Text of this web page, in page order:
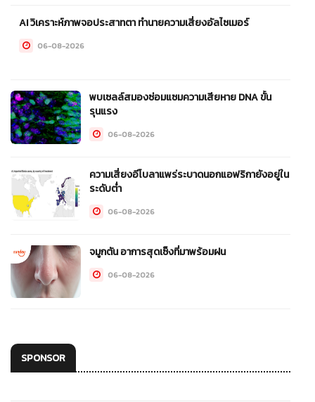
AI วิเคราะห์ภาพจอประสาทตา ทำนายความเสี่ยงอัลไซเมอร์
06-08-2026
พบเซลล์สมองซ่อมแซมความเสียหาย DNA ขั้น
รุนแรง
06-08-2026
ความเสี่ยงอีโบลาแพร่ระบาดนอกแอฟริกายังอยู่ใน
ระดับต่ำ
06-08-2026
จมูกตัน อาการสุดเซ็งที่มาพร้อมฝน
06-08-2026
SPONSOR